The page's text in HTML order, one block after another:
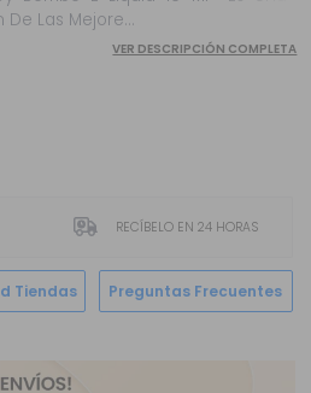
Las Mejore...
VER DESCRIPCIÓN COMPLETA
RECÍBELO EN 24 HORAS
Tiendas Preguntas Frecuentes